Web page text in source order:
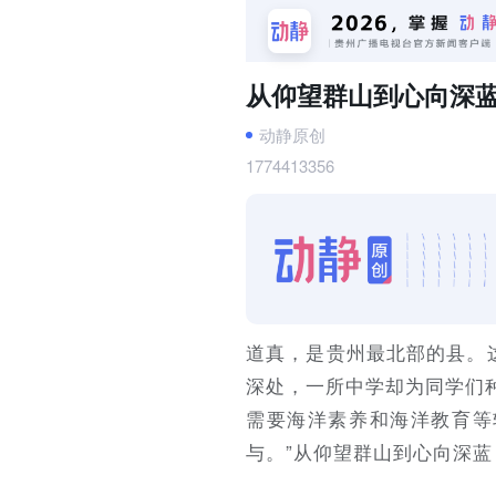
从仰望群山到心向深
动静原创
1774413356
道真，是贵州最北部的县
深处，一所中学却为同学们
需要海洋素养和海洋教育
与。”从仰望群山到心向深